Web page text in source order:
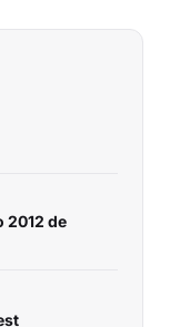
2012 de